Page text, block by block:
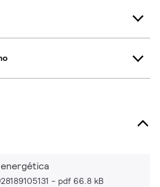
pdf 66.8 kB